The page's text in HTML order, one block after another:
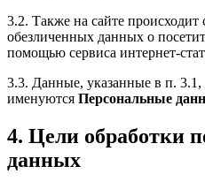
3.2. Также на сайте происходит
обезличенных данных о
помощью сервиса интернет-
3.3. Данные, указанные в п. 3.1,
именуются Персональные
4. Цели обработки
данных